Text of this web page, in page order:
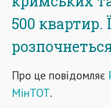
500 квартир.
Про це повідомляє
МінТОТ.